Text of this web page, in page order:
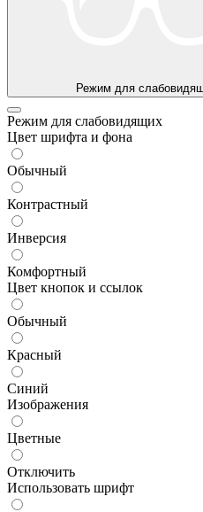
Режим для
Режим для слабовидящих
Цвет шрифта и фона
Обычный
Контрастный
Инверсия
Комфортный
Цвет кнопок и ссылок
Обычный
Красный
Синий
Изображения
Цветные
Отключить
Использовать шрифт